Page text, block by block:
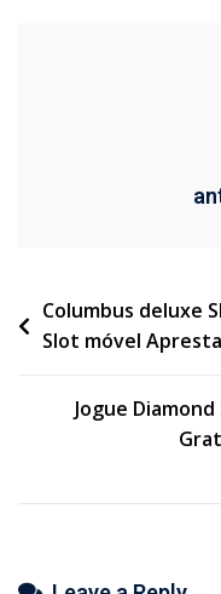
Columbus deluxe
Slot móvel
Jogue